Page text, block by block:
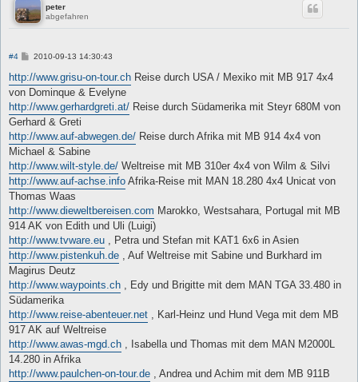
peter
abgefahren
#4
B
i
t
r
a
g
2010-09-13 14:30:43
http://www.grisu-on-tour.ch Reise durch USA / Mexiko mit MB 917 4x4
von Dominque & Evelyne
http://www.gerhardgreti.at/ Reise durch Südamerika mit Steyr 680M von
Gerhard & Greti
http://www.auf-abwegen.de/ Reise durch Afrika mit MB 914 4x4 von
Michael & Sabine
http://www.wilt-style.de/ Weltreise mit MB 310er 4x4 von Wilm & Silvi
http://www.auf-achse.info Afrika-Reise mit MAN 18.280 4x4 Unicat von
Thomas Waas
http://www.dieweltbereisen.com Marokko, Westsahara, Portugal mit MB
914 AK von Edith und Uli (Luigi)
http://www.tvware.eu , Petra und Stefan mit KAT1 6x6 in Asien
http://www.pistenkuh.de , Auf Weltreise mit Sabine und Burkhard im
Magirus Deutz
http://www.waypoints.ch , Edy und Brigitte mit dem MAN TGA 33.480 in
Südamerika
http://www.reise-abenteuer.net , Karl-Heinz und Hund Vega mit dem MB
917 AK auf Weltreise
http://www.awas-mgd.ch , Isabella und Thomas mit dem MAN M2000L
14.280 in Afrika
http://www.paulchen-on-tour.de , Andrea und Achim mit dem MB 911B